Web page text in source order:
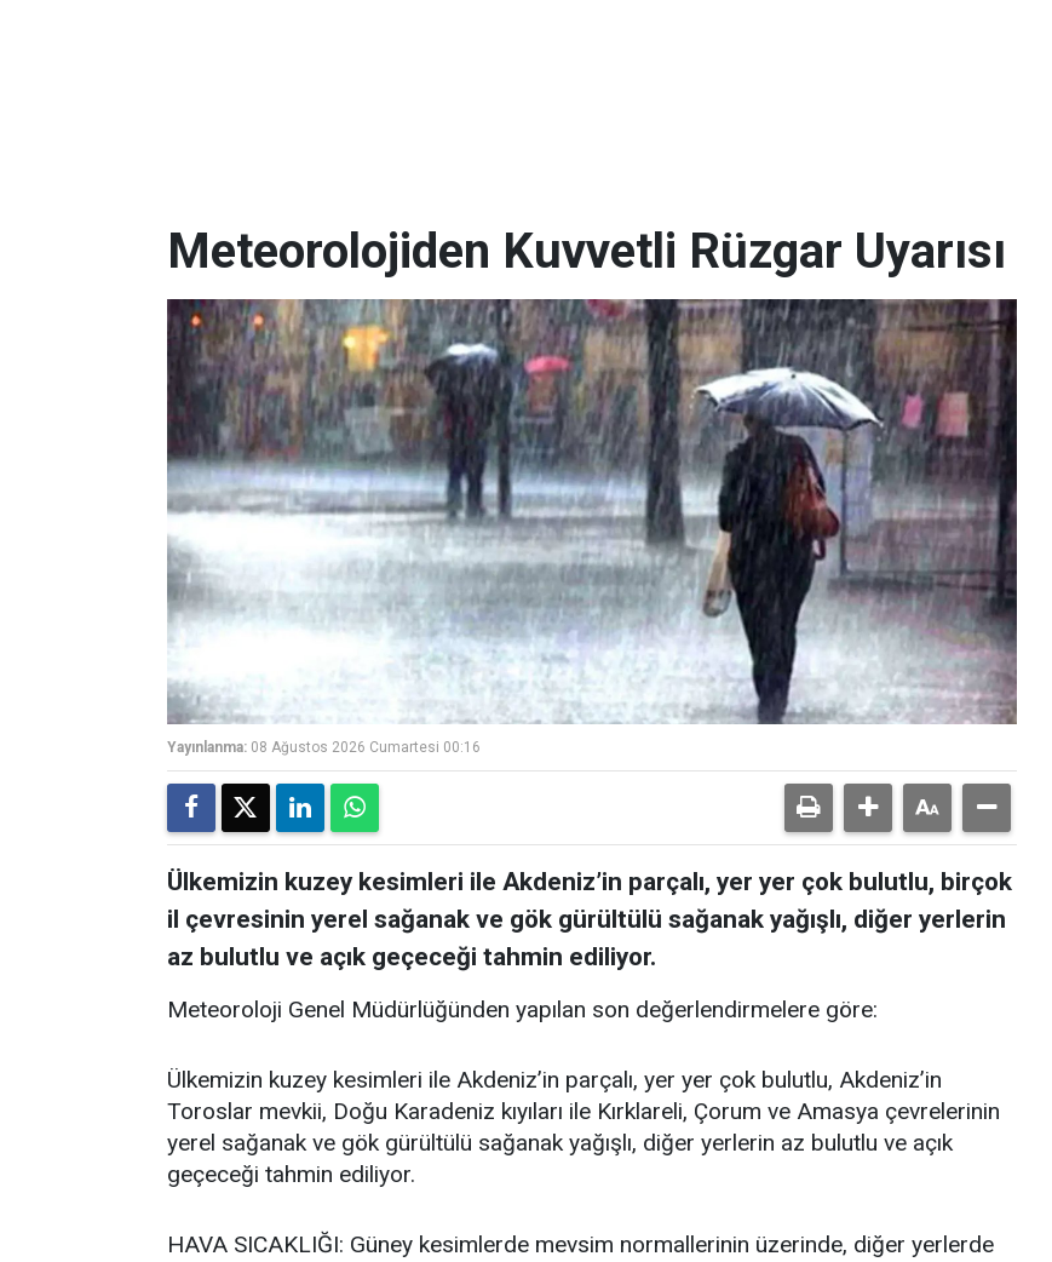
Meteorolojiden Kuvvetli Rüzgar Uyarısı
Yayınlanma: 08 Ağustos 2026 Cumartesi 00:16
Ülkemizin kuzey kesimleri ile Akdeniz’in parçalı, yer yer çok bulutlu, birçok
il çevresinin yerel sağanak ve gök gürültülü sağanak yağışlı, diğer yerlerin
az bulutlu ve açık geçeceği tahmin ediliyor.
Meteoroloji Genel Müdürlüğünden yapılan son değerlendirmelere göre:
Ülkemizin kuzey kesimleri ile Akdeniz’in parçalı, yer yer çok bulutlu, Akdeniz’in
Toroslar mevkii, Doğu Karadeniz kıyıları ile Kırklareli, Çorum ve Amasya çevrelerinin
yerel sağanak ve gök gürültülü sağanak yağışlı, diğer yerlerin az bulutlu ve açık
geçeceği tahmin ediliyor.
HAVA SICAKLIĞI: Güney kesimlerde mevsim normallerinin üzerinde, diğer yerlerde